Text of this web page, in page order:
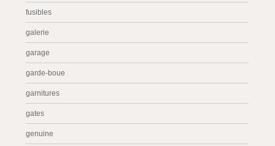
fusibles
galerie
garage
garde-boue
garnitures
gates
genuine